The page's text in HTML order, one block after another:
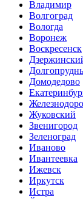
Владимир
Волгоград
Вологда
Воронеж
Воскресенск
Домодедово
Жуковский
Звенигород
Зеленоград
Иваново
Ивантеевка
Ижевск
Иркутск
Истра